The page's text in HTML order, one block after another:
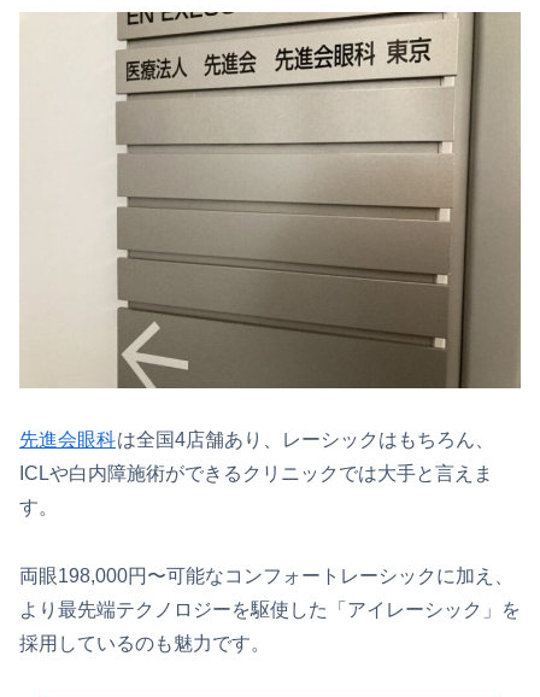
先進会眼科は全国4店舗あり、レーシックはもちろん、
ICLや白内障施術ができるクリニックでは大手と言えま
す。
両眼198,000円〜可能なコンフォートレーシックに加え、
より最先端テクノロジーを駆使した「アイレーシック」を
採用しているのも魅力です。